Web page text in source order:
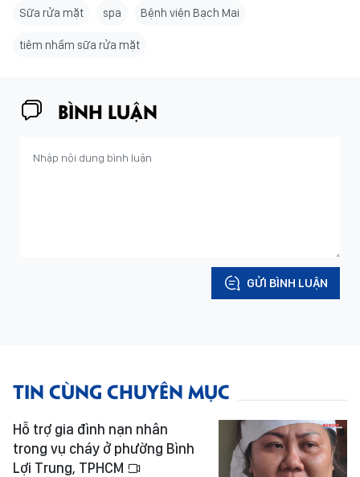
Sữa rửa mặt spa Bệnh viện Bạch Mai
tiêm nhầm sữa rửa mặt
BÌNH LUẬN
GỬI BÌNH LUẬN
TIN CÙNG CHUYÊN MỤC
Hỗ trợ gia đình nạn nhân
trong vụ cháy ở phường Bình
Lợi Trung, TPHCM